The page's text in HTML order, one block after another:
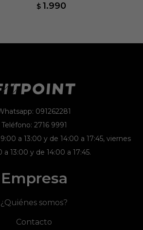
$ 1.990
091262281
Teléfono: 2716 9991
a 13:00 y de 14:00 a 17:45, viernes
a 13:00 y de 14:00 a 17:45.
Empresa
¿Quiénes somos?
Contacto